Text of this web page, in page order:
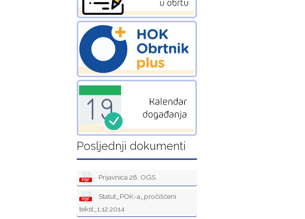
Posljednji dokumenti
Prijavnica 28. OGS
Statut_POK-a_pročišćeni
tekst_1.12.2014